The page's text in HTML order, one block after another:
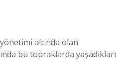
altında olan
bu topraklarda yaşadıkları